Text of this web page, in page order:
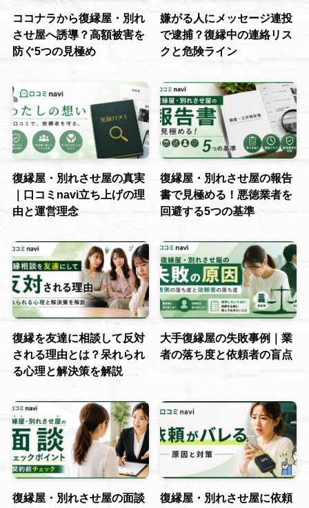
ココナラから復縁屋・別れ
させ屋へ誘導？高額被害を
防ぐ5つの見極め
嫌がる人にメッセージ連投
で逮捕？復縁中の連絡リス
クと危険ライン
復縁屋・別れさせ屋の真実
｜口コミnavi立ち上げの理
由と運営理念
復縁屋・別れさせ屋の報告
書で見極める！悪徳業者を
回避する5つの基準
復縁を友達に相談して反対
される理由とは？呆れられ
る心理と解決策を解説
大手復縁屋の失敗事例｜業
者の落ち度と依頼者の盲点
復縁屋・別れさせ屋の面談
復縁屋・別れさせ屋に依頼